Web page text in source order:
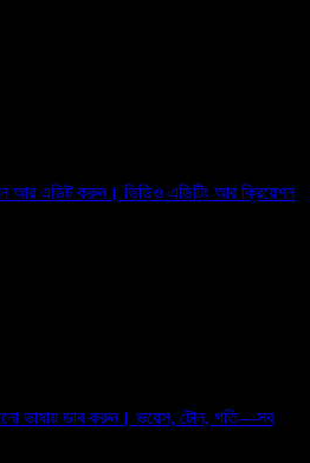
আর এডিট করুন। ভিডিও এডিটিং আর ক্রিয়েশন
ভাষায় ডাব করুন। ভয়েস, টোন, গতি—সব